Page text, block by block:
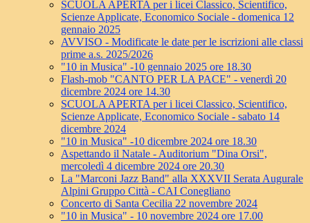
SCUOLA APERTA per i licei Classico, Scientifico,
Scienze Applicate, Economico Sociale - domenica 12
gennaio 2025
AVVISO - Modificate le date per le iscrizioni alle classi
prime a.s. 2025/2026
"10 in Musica" -10 gennaio 2025 ore 18.30
Flash-mob "CANTO PER LA PACE" - venerdì 20
dicembre 2024 ore 14.30
SCUOLA APERTA per i licei Classico, Scientifico,
Scienze Applicate, Economico Sociale - sabato 14
dicembre 2024
"10 in Musica" -10 dicembre 2024 ore 18.30
Aspettando il Natale - Auditorium "Dina Orsi",
mercoledì 4 dicembre 2024 ore 20.30
La "Marconi Jazz Band" alla XXXVII Serata Augurale
Alpini Gruppo Città - CAI Conegliano
Concerto di Santa Cecilia 22 novembre 2024
"10 in Musica" - 10 novembre 2024 ore 17.00